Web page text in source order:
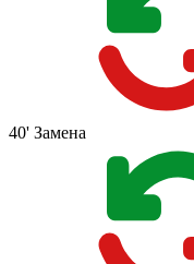
40' Замена